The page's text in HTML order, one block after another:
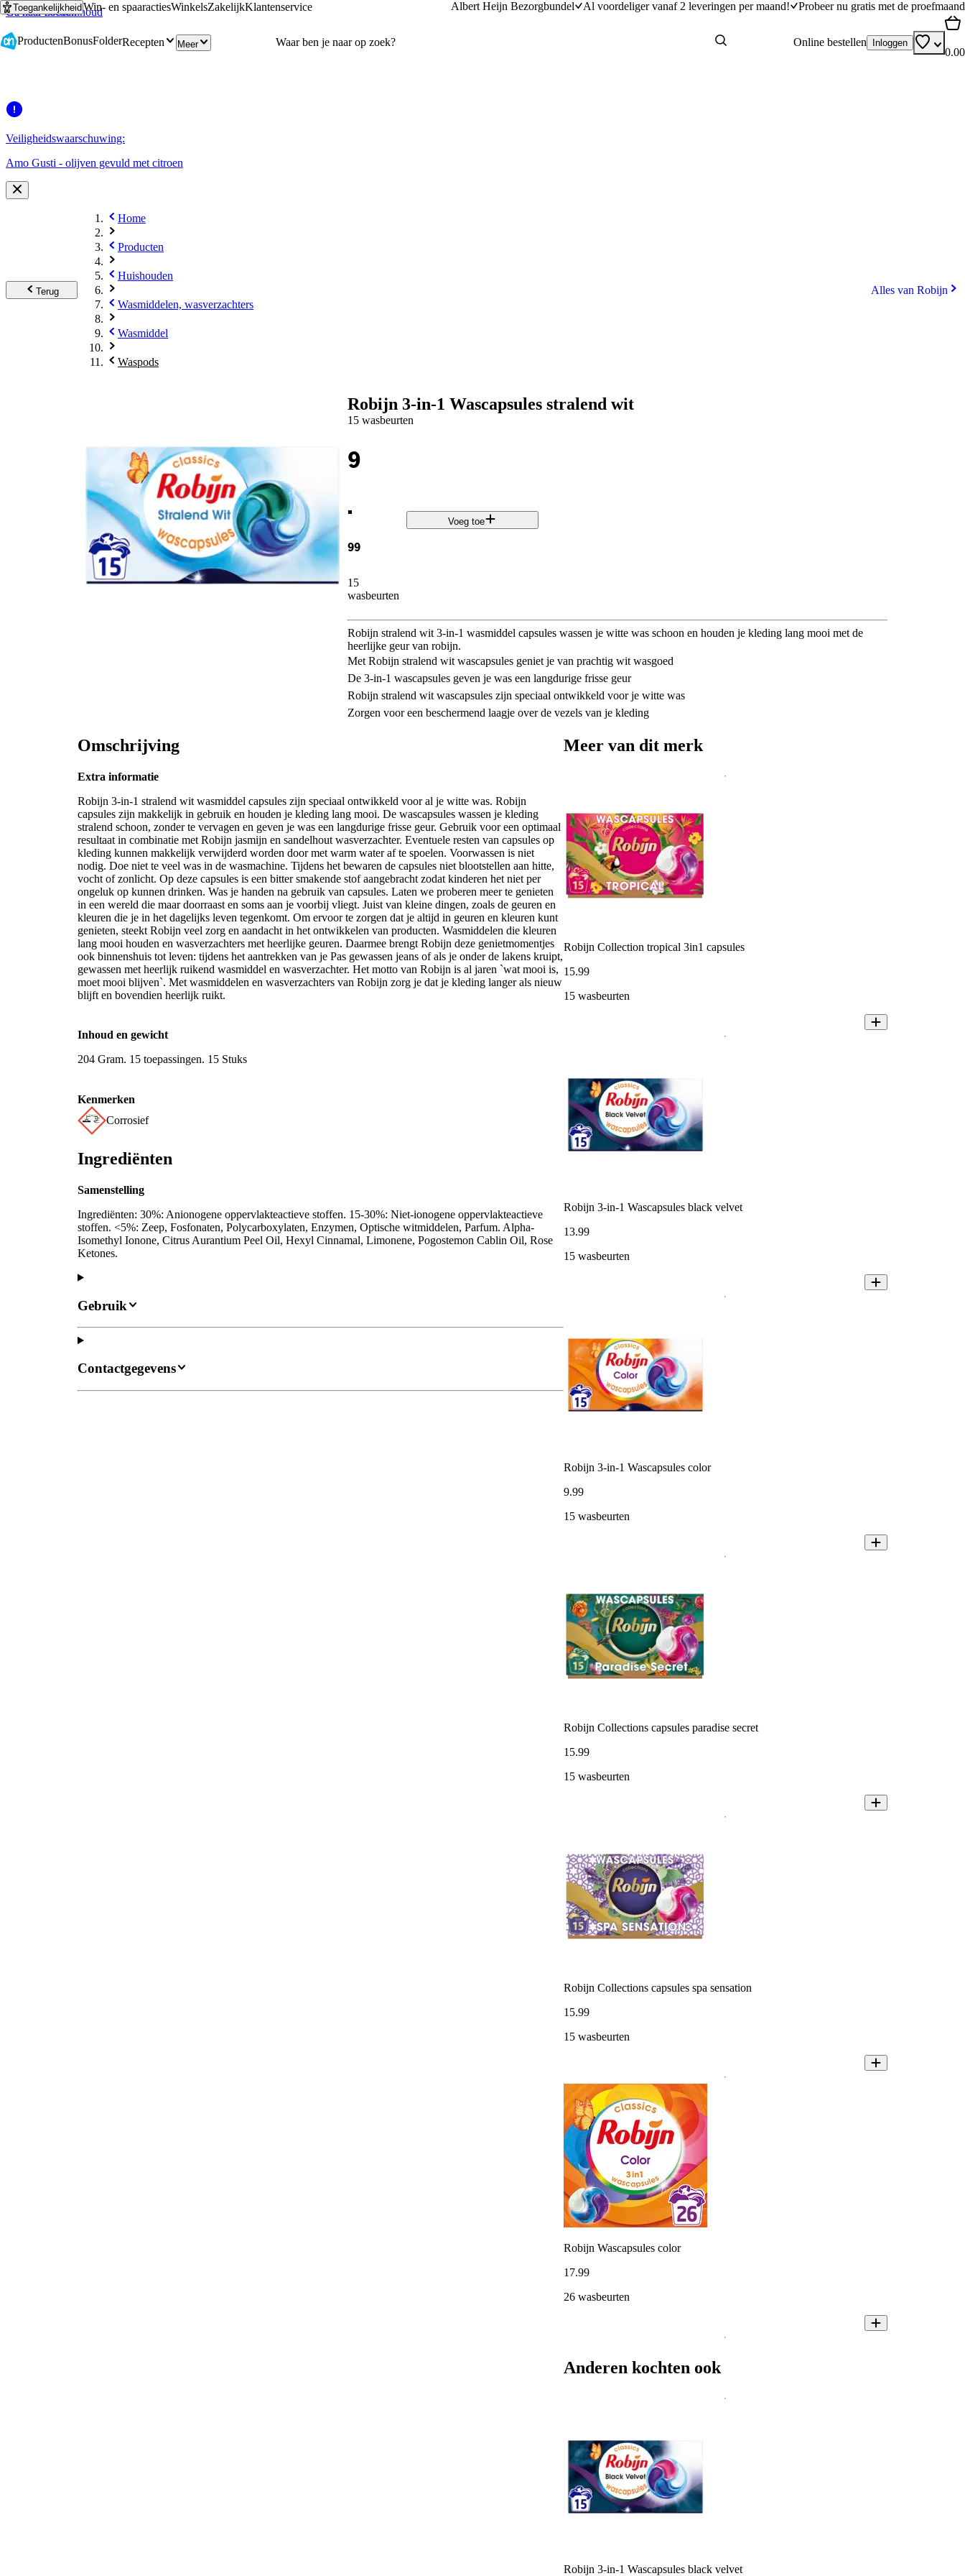
Ga naar hoofdinhoud
Ga naar zoeken
ToegankelijkheidWin- en spaaractiesWinkelsZakelijkKlantenservice Albert Heijn Bezorgbundel Al voordeliger vanaf 2 leveringen per maand! Probeer nu gratis met de proefmaand
ProductenBonusFolderRecepten Meer Online bestellen Inloggen
0.00
Veiligheidswaarschuwing:
Amo Gusti - olijven gevuld met citroen
Terug
Home
Producten
Huishouden
Wasmiddelen, wasverzachters
Wasmiddel
Waspods
Alles van Robijn
Robijn 3-in-1 Wascapsules stralend wit
15 wasbeurten
9
.
99
15
wasbeurten
Voeg toe
Robijn stralend wit 3-in-1 wasmiddel capsules wassen je witte was schoon en houden je kleding lang mooi met de
heerlijke geur van robijn.
Met Robijn stralend wit wascapsules geniet je van prachtig wit wasgoed
De 3-in-1 wascapsules geven je was een langdurige frisse geur
Robijn stralend wit wascapsules zijn speciaal ontwikkeld voor je witte was
Zorgen voor een beschermend laagje over de vezels van je kleding
Omschrijving
Extra informatie
Robijn 3-in-1 stralend wit wasmiddel capsules zijn speciaal ontwikkeld voor al je witte was. Robijn
capsules zijn makkelijk in gebruik en houden je kleding lang mooi. De wascapsules wassen je kleding
stralend schoon, zonder te vervagen en geven je was een langdurige frisse geur. Gebruik voor een optimaal
resultaat in combinatie met Robijn jasmijn en sandelhout wasverzachter. Eventuele resten van capsules op
kleding kunnen makkelijk verwijderd worden door met warm water af te spoelen. Voorwassen is niet
nodig. Doe niet te veel was in de wasmachine. Tijdens het bewaren de capsules niet blootstellen aan hitte,
vocht of zonlicht. Op deze capsules is een bitter smakende stof aangebracht zodat kinderen het niet per
ongeluk op kunnen drinken. Was je handen na gebruik van capsules. Laten we proberen meer te genieten
in een wereld die maar doorraast en soms aan je voorbij vliegt. Juist van kleine dingen, zoals de geuren en
kleuren die je in het dagelijks leven tegenkomt. Om ervoor te zorgen dat je altijd in geuren en kleuren kunt
genieten, steekt Robijn veel zorg en aandacht in het ontwikkelen van producten. Wasmiddelen die kleuren
lang mooi houden en wasverzachters met heerlijke geuren. Daarmee brengt Robijn deze genietmomentjes
ook binnenshuis tot leven: tijdens het aantrekken van je Pas gewassen jeans of als je onder de lakens kruipt,
gewassen met heerlijk ruikend wasmiddel en wasverzachter. Het motto van Robijn is al jaren `wat mooi is,
moet mooi blijven`. Met wasmiddelen en wasverzachters van Robijn zorg je dat je kleding langer als nieuw
blijft en bovendien heerlijk ruikt.
Inhoud en gewicht
204 Gram. 15 toepassingen. 15 Stuks
Kenmerken
Corrosief
Ingrediënten
Samenstelling
Ingrediënten: 30%: Anionogene oppervlakteactieve stoffen. 15-30%: Niet-ionogene oppervlakteactieve
stoffen. <5%: Zeep, Fosfonaten, Polycarboxylaten, Enzymen, Optische witmiddelen, Parfum. Alpha-
Isomethyl Ionone, Citrus Aurantium Peel Oil, Hexyl Cinnamal, Limonene, Pogostemon Cablin Oil, Rose
Ketones.
Gebruik
Contactgegevens
Meer van dit merk
Robijn Collection tropical 3in1 capsules
15.99
15 wasbeurten
Robijn 3-in-1 Wascapsules black velvet
13.99
15 wasbeurten
Robijn 3-in-1 Wascapsules color
9.99
15 wasbeurten
Robijn Collections capsules paradise secret
15.99
15 wasbeurten
Robijn Collections capsules spa sensation
15.99
15 wasbeurten
Robijn Wascapsules color
17.99
26 wasbeurten
Anderen kochten ook
Robijn 3-in-1 Wascapsules black velvet